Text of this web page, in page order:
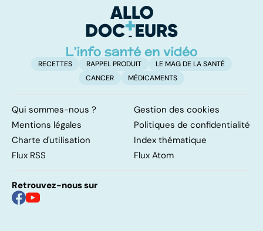
d'angine ?
RECETTES RAPPEL PRODUIT
LE MAG DE LA SANTÉ
CANCER
MÉDICAMENTS
Qui sommes-nous ?
Gestion des cookies
Mentions légales
Politiques de confidentialité
Charte d'utilisation
Index thématique
Flux RSS
Flux Atom
Retrouvez-nous sur